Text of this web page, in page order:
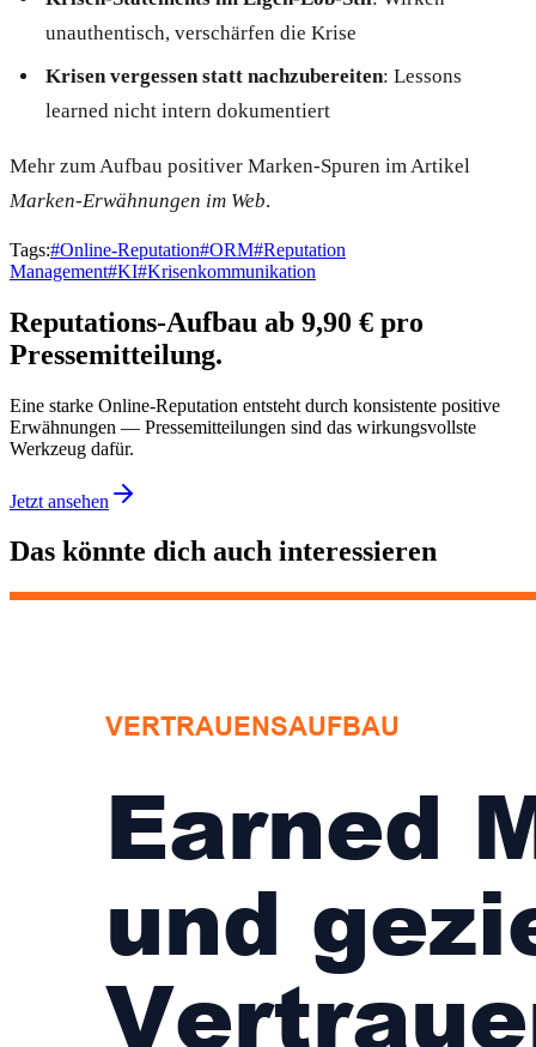
unauthentisch, verschärfen die Krise
Krisen vergessen statt nachzubereiten: Lessons
learned nicht intern dokumentiert
Mehr zum Aufbau positiver Marken-Spuren im Artikel
Marken-Erwähnungen im Web.
Tags:#Online-Reputation#ORM#Reputation
Management#KI#Krisenkommunikation
Reputations-Aufbau ab 9,90 € pro
Pressemitteilung.
Eine starke Online-Reputation entsteht durch konsistente positive
Erwähnungen — Pressemitteilungen sind das wirkungsvollste
Werkzeug dafür.
Jetzt ansehen
Das könnte dich auch interessieren